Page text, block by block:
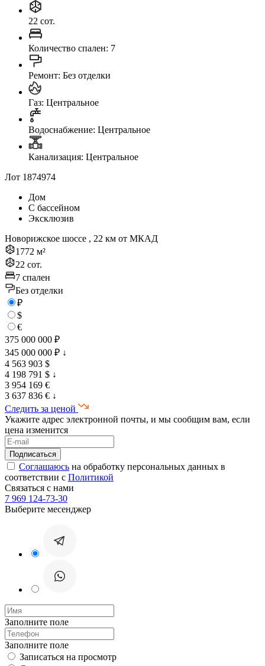
22 сот.
Количество спален: 7
Ремонт: Без отделки
Газ: Центральное
Водоснабжение: Центральное
Канализация: Центральное
Лот 1874974
Дом
С бассейном
Эксклюзив
Новорижское шоссе , 22 км от МКАД
1772 м²
22 сот.
7 спален
Без отделки
₽
$
€
375 000 000 ₽
345 000 000 ₽ ↓
4 563 903 $
4 198 791 $ ↓
3 954 169 €
3 637 836 € ↓
Следить за ценой
Укажите адрес электронной почты, и мы сообщим вам, если
цена изменится
Соглашаюсь на обработку персональных данных в
соответствии с Политикой
Связаться с нами
7 969 124-73-30
Выберите месенджер
Заполните поле
Заполните поле
Записаться на просмотр